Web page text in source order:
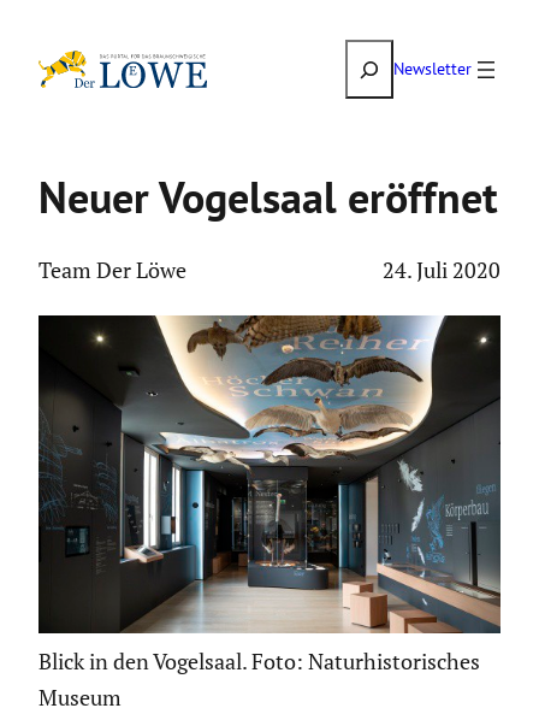
Inhalt
SuchenNewsletter
Neuer Vogelsaal eröffnet
Team Der Löwe 24. Juli 2020
Blick in den Vogelsaal. Foto: Naturhistorisches
Museum